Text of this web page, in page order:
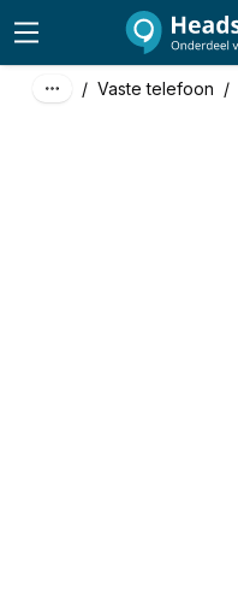
/ Vaste telefoon /
41,24 excl. btw
49,90 incl. btw